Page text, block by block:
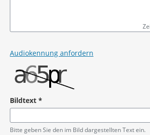
Audiokennung anfordern
Bildtext *
Pflichtangabe
Bitte geben Sie den im Bild dargestellten Text ein.